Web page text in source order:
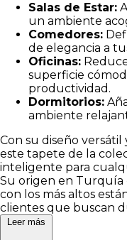
Salas de Estar:
un ambiente
Comedores:
de elegancia a
Oficinas:
superficie
productividad.
Dormitorios:
ambiente
Con su diseño
este tapete de la
inteligente para
Su origen en
con los más altos
clientes que buscan
Leer más